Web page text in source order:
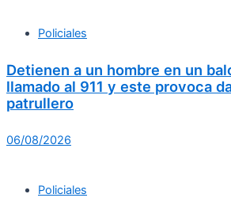
Policiales
Detienen a un hombre en un
llamado al 911 y este provoca
patrullero
06/08/2026
Policiales